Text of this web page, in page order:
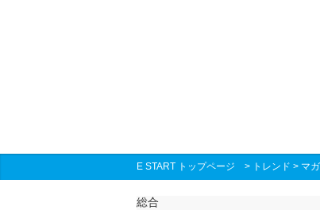
E START トップページ > トレンド > マ
総合